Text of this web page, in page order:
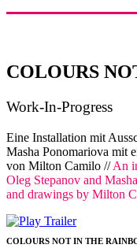
COLOURS
Work-In-Progress
Eine Installation mit
Masha Ponomariova mit
von Milton Camilo //An
Oleg Stepanov and
and drawings by Milton
COLOURS NOT IN THE